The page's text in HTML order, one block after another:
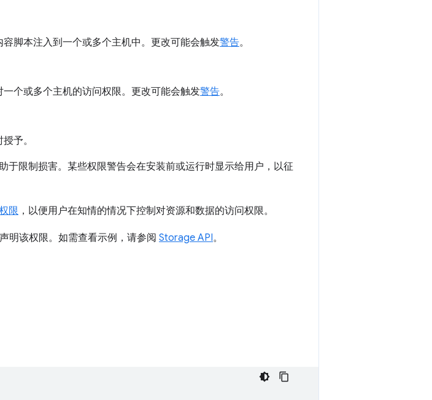
容脚本注入到一个或多个主机中。更改可能会触发警告。
一个或多个主机的访问权限。更改可能会触发警告。
予。
于限制损害。某些权限警告会在安装前或运行时显示给用户，以征
限 ，以便用户在知情的情况下控制对资源和数据的访问权限。
明该权限。如需查看示例，请参阅 Storage API。